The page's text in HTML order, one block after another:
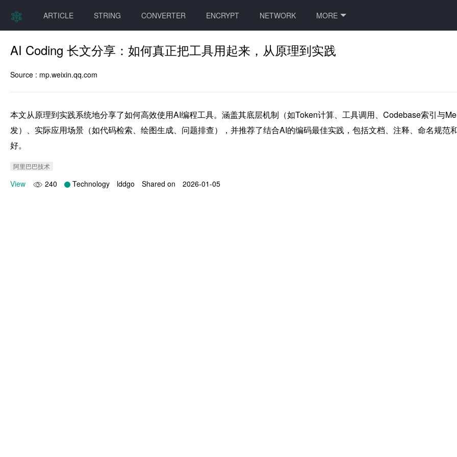
ARTICLE STRING CONVERTER ENCRYPT NETWORK MORE
AI Coding 长文分享：如何真正把工具用起来，从原理到实践
Source : mp.weixin.qq.com
本文从原理到实践系统地分享了如何高效使用AI编程工具。涵盖其底层机制（如Token计算、工具调用、Codebase索引与
发）、实际应用场景（如代码检索、绘图生成、问题排查），并推荐了结合AI的编码最佳实践，包括文档、注释、命名规
好。
阿里巴巴技术
View 240 Technology lddgo Shared on 2026-01-05